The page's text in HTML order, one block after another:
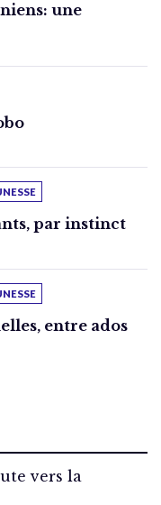
une
par instinct
entre ados
vers la